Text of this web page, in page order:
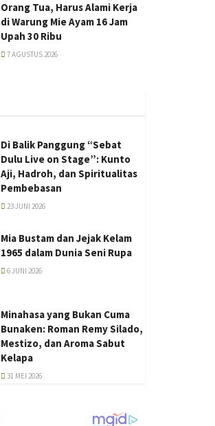
Orang Tua, Harus Alami Kerja
di Warung Mie Ayam 16 Jam
Upah 30 Ribu
7 AGUSTUS 2026
Di Balik Panggung “Sebat
Dulu Live on Stage”: Kunto
Aji, Hadroh, dan Spiritualitas
Pembebasan
23 JUNI 2026
Mia Bustam dan Jejak Kelam
1965 dalam Dunia Seni Rupa
6 JUNI 2026
Minahasa yang Bukan Cuma
Bunaken: Roman Remy Silado,
Mestizo, dan Aroma Sabut
Kelapa
31 MEI 2026